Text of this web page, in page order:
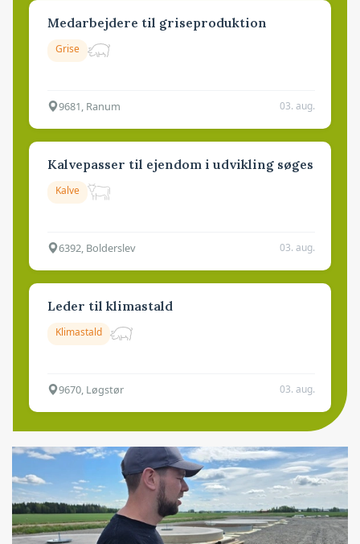
Medarbejdere til griseproduktion
Grise
9681, Ranum 03. aug.
Kalvepasser til ejendom i udvikling søges
Kalve
6392, Bolderslev 03. aug.
Leder til klimastald
Klimastald
9670, Løgstør 03. aug.